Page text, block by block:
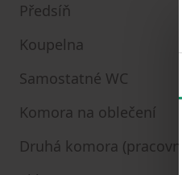
Předsíň
Koupelna
Samostatné WC
Komora na oblečení
Druhá komora